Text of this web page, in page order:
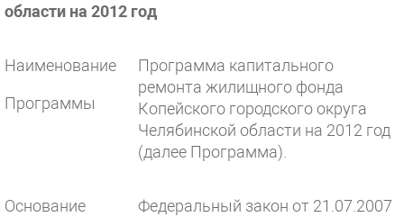
области на 2012 год
Наименование
Программы
Программа капитального
ремонта жилищного фонда
Копейского городского округа
Челябинской области на 2012 год
(далее Программа).
Основание
Федеральный закон от 21.07.2007